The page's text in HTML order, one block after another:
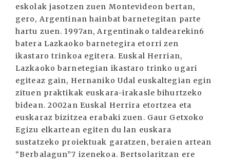
eskolak jasotzen zuen Montevideon bertan,
gero, Argentinan hainbat barnetegitan parte
hartu zuen. 1997an, Argentinako taldearekin6
batera Lazkaoko barnetegira etorri zen
ikastaro trinkoa egitera. Euskal Herrian,
Lazkaoko barnetegian ikastaro trinko ugari
egiteaz gain, Hernaniko Udal euskaltegian egin
zituen praktikak euskara-irakasle bihurtzeko
bidean. 2002an Euskal Herrira etortzea eta
euskaraz bizitzea erabaki zuen. Gaur Getxoko
Egizu elkartean egiten du lan euskara
sustatzeko proiektuak garatzen, beraien artean
“Berbalagun”7 izenekoa. Bertsolaritzan ere